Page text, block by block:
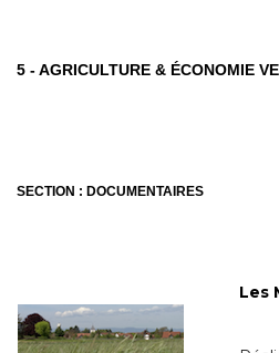
5 - AGRICULTURE & ÉCONOMIE
SECTION : DOCUMENTAIRES
Les